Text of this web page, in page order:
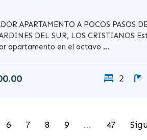
APARTAMENTO A POCOS PASOS
DEL SUR, LOS CRISTIANOS
apartamento en el octavo ...
2
6 7 8 9 ... 47